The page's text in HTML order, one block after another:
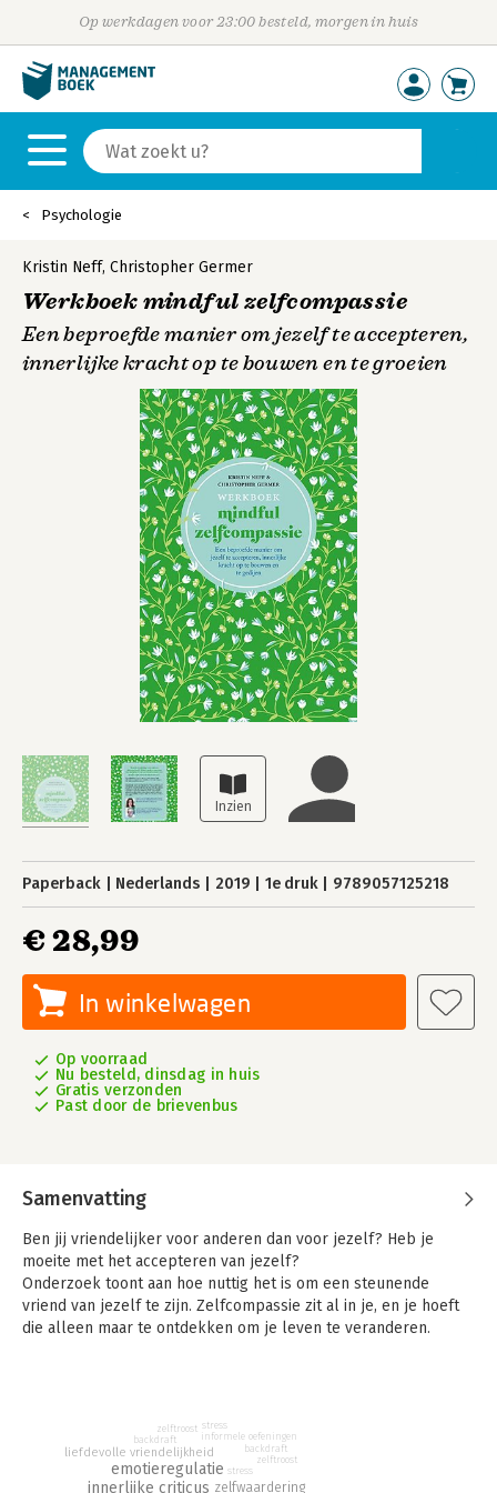
Op werkdagen voor 23:00 besteld, morgen in huis
Psychologie
Kristin Neff, Christopher Germer
Werkboek mindful zelfcompassie
Een beproefde manier om jezelf te accepteren,
innerlijke kracht op te bouwen en te groeien
Paperback Nederlands 2019 1e druk 9789057125218
€ 28,99
In winkelwagen
Op voorraad
Nu besteld, dinsdag in huis
Gratis verzonden
Past door de brievenbus
Samenvatting
Ben jij vriendelijker voor anderen dan voor jezelf? Heb je
moeite met het accepteren van jezelf?
Onderzoek toont aan hoe nuttig het is om een steunende
vriend van jezelf te zijn. Zelfcompassie zit al in je, en je hoeft
die alleen maar te ontdekken om je leven te veranderen.
werkboek bevat geleide meditaties (met audio-downloads),
oefeningen om altijd en overal te doen en aansprekende
voorbeelden van mensen die de technieken gebruiken om
innerlijke criticus
emotieregulatie
zelfwaardering
liefdevolle vriendelijkheid
backdraft
zelftroost
stress
informele oefeningen
backdraft
zelftroost
stress